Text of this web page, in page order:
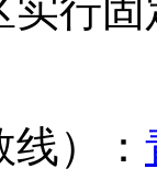
行
）：